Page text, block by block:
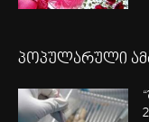
პოპულარული